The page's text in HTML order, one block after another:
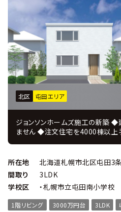
北区 屯田エリア
ジョンソンホームズ施工の新築
ません ◆注文住宅を4000棟以上
販売・アフターまで自社一貫体制、
ローも充実！ □駅まで徒歩16分
す。 □南側・西側公道に面した成形
組む間取設計が可能です。 □ゆと
のストレスが少ないです。 ■物件
積107.77㎡ ・ 敷地面積164.93
所在地
北海道札幌市北区屯田3
間取り
3LDK
学校区
1階リビング 3000万円台 3LDK